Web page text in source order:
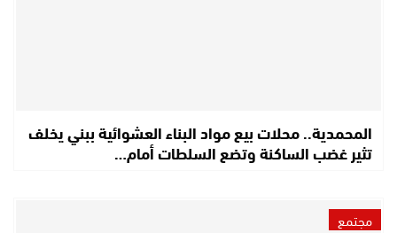
المحمدية.. محلات بيع مواد البناء العشوائية ببني يخلف
تثير غضب الساكنة وتضع السلطات أمام…
مجتمع